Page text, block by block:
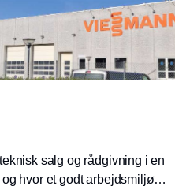
salg og rådgivning i en
hvor et godt arbejdsmiljø